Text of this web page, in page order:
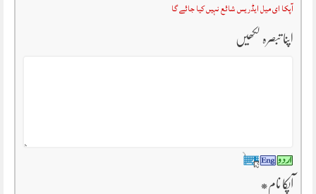
آپکا ای میل ایڈریس شائع نہیں کیا جائے گا
اپنا تبصرہ لکھیں
آپکا نام*